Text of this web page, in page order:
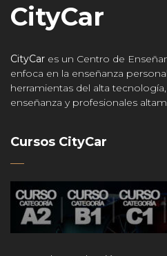
CityCar
CityCar es un Centro de
enfoca en la enseñanza
herramientas del alta
enseñanza y profesionales
Cursos CityCar